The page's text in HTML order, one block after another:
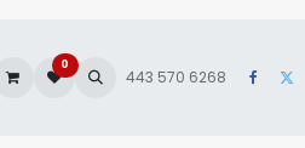
0
443 570 6268